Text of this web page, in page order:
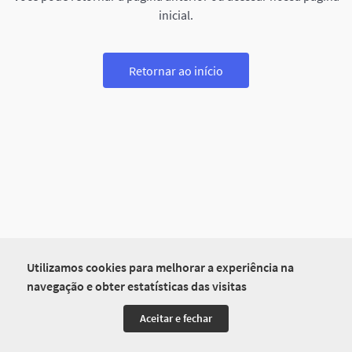
Utilizamos cookies para melhorar a experiência na
navegação e obter estatísticas das visitas
Aceitar e fechar
inicial.
Retornar ao início